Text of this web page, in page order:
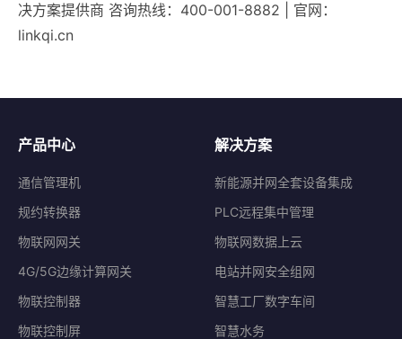
决方案提供商 咨询热线：400-001-8882 | 官网：
linkqi.cn
产品中心
通信管理机
规约转换器
物联网网关
4G/5G边缘计算网关
物联控制器
物联控制屏
解决方案
新能源并网全套设备集成
PLC远程集中管理
物联网数据上云
电站并网安全组网
智慧工厂数字车间
智慧水务